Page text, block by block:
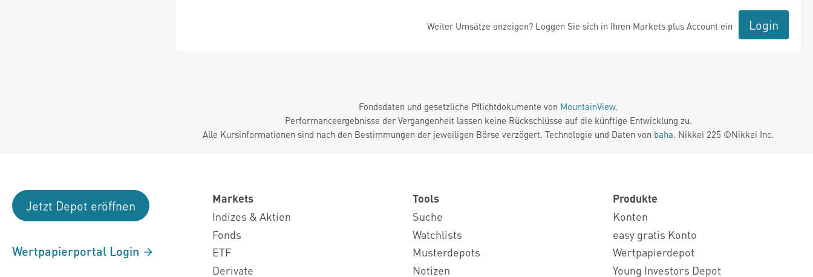
Weiter Umsätze anzeigen? Loggen Sie sich in Ihren Markets plus Account ein Login
Fondsdaten und gesetzliche Pflichtdokumente von MountainView.
Performanceergebnisse der Vergangenheit lassen keine Rückschlüsse auf die künftige Entwicklung zu.
Alle Kursinformationen sind nach den Bestimmungen der jeweiligen Börse verzögert. Technologie und Daten von baha. Nikkei 225 ©Nikkei Inc.
Jetzt Depot eröffnen
Wertpapierportal Login
Markets
Indizes & Aktien
Fonds
ETF
Derivate
Tools
Suche
Watchlists
Musterdepots
Notizen
Produkte
Konten
easy gratis Konto
Wertpapierdepot
Young Investors Depot